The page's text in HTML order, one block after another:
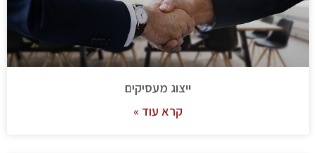
ייצוג מעסיקים
קרא עוד »